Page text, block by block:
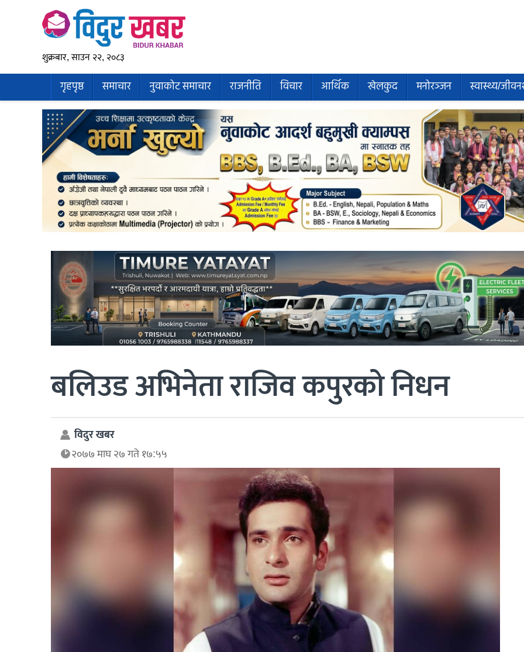
शुक्रबार, साउन २२, २०८३
गृहपृष्ठ समाचार नुवाकोट समाचार राजनीति विचार आर्थिक खेलकुद मनोरञ्जन स्वास्थ्य/
बलिउड अभिनेता राजिव कपुरको निधन
विदुर खबर
२०७७ माघ २७ गते १७:५५